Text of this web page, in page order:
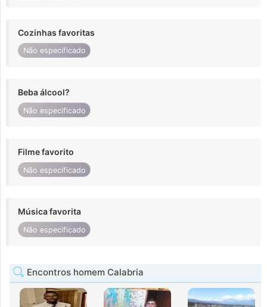
Cozinhas favoritas
Não especificado
Beba álcool?
Não especificado
Filme favorito
Não especificado
Música favorita
Não especificado
Encontros homem Calabria